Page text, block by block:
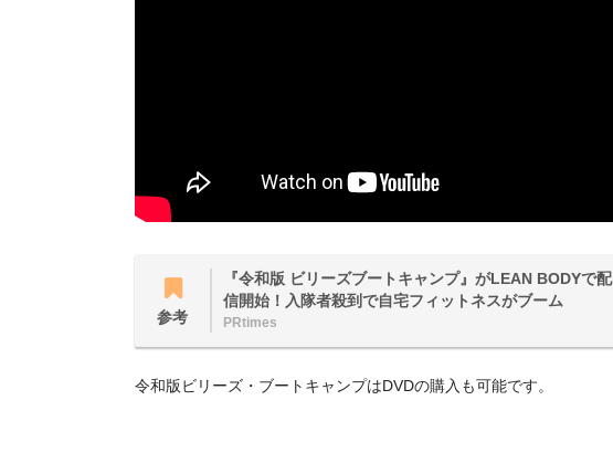
参考
『令和版 ビリーズブートキャンプ』がLEAN BODYで配
信開始！入隊者殺到で自宅フィットネスがブーム
PRtimes
令和版ビリーズ・ブートキャンプはDVDの購入も可能です。